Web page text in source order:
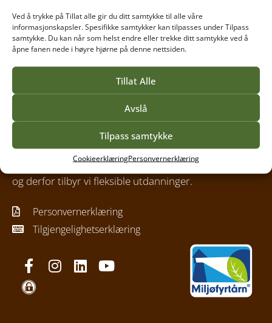
Ved å trykke på Tillat alle gir du ditt samtykke til alle våre
informasjonskapsler. Spesifikke samtykker kan tilpasses under Tilpass
samtykke. Du kan når som helst endre eller trekke ditt samtykke ved å
åpne fanen nede i høyre hjørne på denne nettsiden.
Tillat Alle
Avslå
Tilpass samtykke
CookieerklæringPersonvernerklæring
Vea tilbyr høyere yrkesfaglig utdanning for gartnere,
anleggsgartnere, blomsterdekoratører og mange
andre håndverksfag. Vi har studenter som ønsker
spesialkompetanse og utvikling innen sitt fagområde
og derfor tilbyr vi fleksible utdanninger.
Personvernerklæring
Tilgjengelighetserklæring